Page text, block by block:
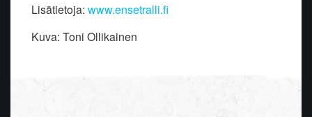
Lisätietoja: www.ensetralli.fi
Kuva: Toni Ollikainen